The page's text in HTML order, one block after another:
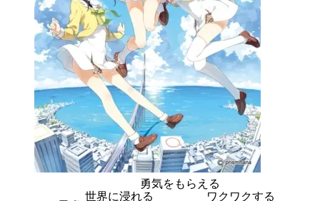
勇気をもらえる
ワクワクする
世界に浸れる